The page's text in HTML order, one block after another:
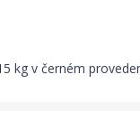
kg v černém